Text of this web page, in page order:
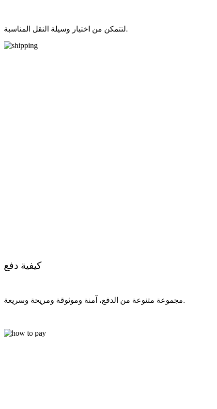
لتتمكن من اختيار وسيلة النقل المناسبة.
كيفية دفع
مجموعة متنوعة من الدفع، آمنة وموثوقة ومريحة وسريعة.